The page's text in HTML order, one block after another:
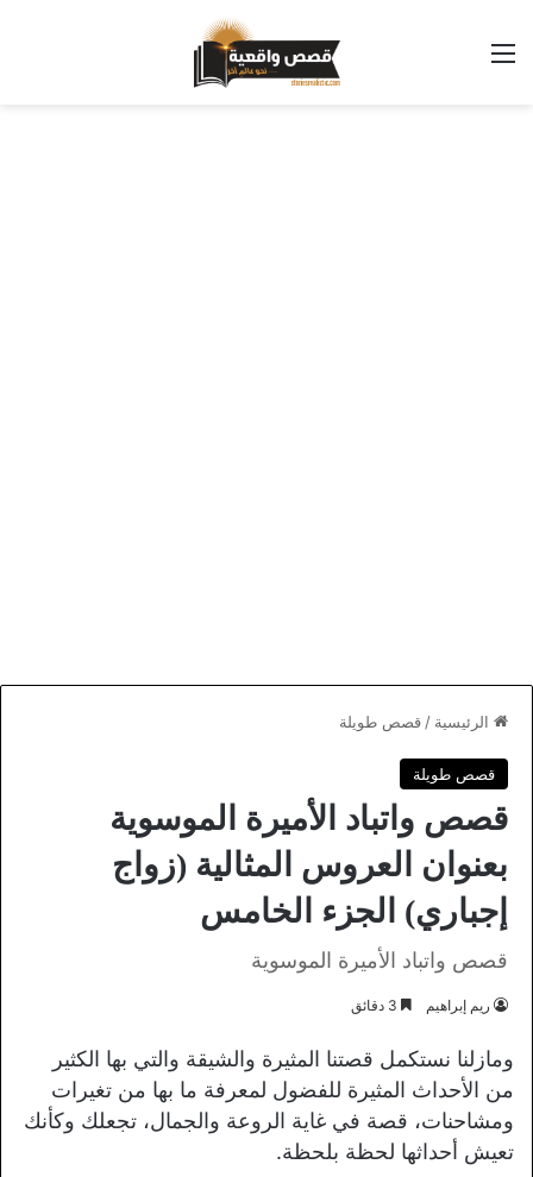
القائمة
الرئيسية / قصص طويلة
قصص طويلة
قصص واتباد الأميرة الموسوية
بعنوان العروس المثالية (زواج
إجباري) الجزء الخامس
قصص واتباد الأميرة الموسوية
ريم إبراهيم
ومازلنا نستكمل قصتنا المثيرة والشيقة والتي بها الكثير
من الأحداث المثيرة للفضول لمعرفة ما بها من تغيرات
ومشاحنات، قصة في غاية الروعة والجمال، تجعلك وكأنك
تعيش أحداثها لحظة بلحظة.